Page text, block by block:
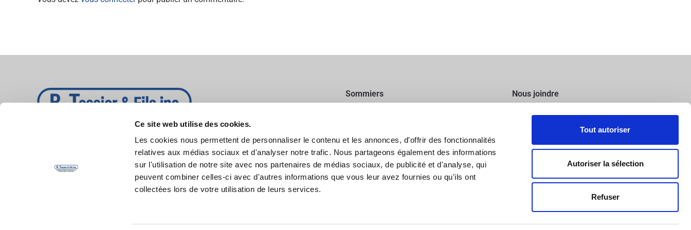
Ce site web utilise des cookies.
Les cookies nous permettent de personnaliser le contenu et les annonces, d'offrir des fonctionnalités
relatives aux médias sociaux et d'analyser notre trafic. Nous partageons également des informations
sur l'utilisation de notre site avec nos partenaires de médias sociaux, de publicité et d'analyse, qui
peuvent combiner celles-ci avec d'autres informations que vous leur avez fournies ou qu'ils ont
collectées lors de votre utilisation de leurs services.
Tout autoriser
Autoriser la sélection
Refuser
Sommiers
Historique
English
Nous joindre
138, rue de l’Église,
St-Narcisse (QC) G0X 2Y0
info@rtessieretfils.com
Site Web par 👉Cinetic